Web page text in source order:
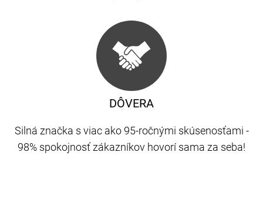
DÔVERA
Silná značka s viac ako 95-ročnými skúsenosťami -
98% spokojnosť zákazníkov hovorí sama za seba!